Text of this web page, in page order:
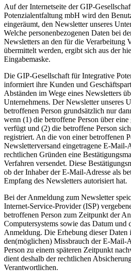
Auf der Internetseite der GIP-
Potenzialentfaltung mbH wird den
eingeräumt, den Newsletter unseres
Welche personenbezogenen Daten bei
Newsletters an den für die Verarbeitung
übermittelt werden, ergibt sich aus der
Eingabemaske.
Die GIP-Gesellschaft für Integrative
informiert ihre Kunden und
Abständen im Wege eines Newsletters
Unternehmens. Der Newsletter unseres
betroffenen Person grundsätzlich nur
wenn (1) die betroffene Person über
verfügt und (2) die betroffene Person
registriert. An die von einer betroffenen
Newsletterversand eingetragene E-Mail-
rechtlichen Gründen eine
Verfahren versendet. Diese
ob der Inhaber der E-Mail-Adresse als
Empfang des Newsletters autorisiert hat.
Bei der Anmeldung zum Newsletter
Internet-Service-Provider (ISP)
betroffenen Person zum Zeitpunkt der
Computersystems sowie das Datum und
Anmeldung. Die Erhebung dieser Daten
den(möglichen) Missbrauch der E-Mail-
Person zu einem späteren Zeitpunkt
dient deshalb der rechtlichen
Verantwortlichen.